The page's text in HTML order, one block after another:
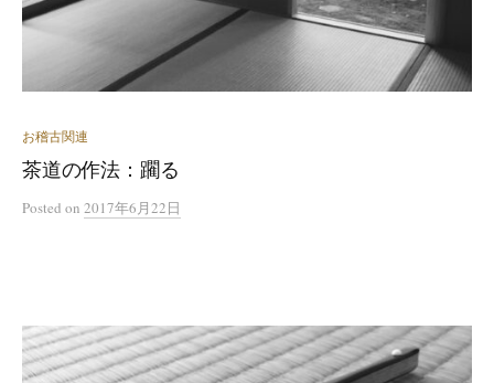
お稽古関連
茶道の作法：躙る
Posted on 2017年6月22日